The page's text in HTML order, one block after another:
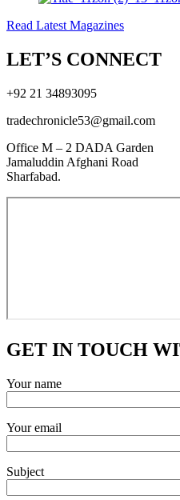
Read Latest Magazines
LET’S CONNECT
+92 21 34893095
tradechronicle53@gmail.com
Office M – 2 DADA Garden
Jamaluddin Afghani Road
Sharfabad.
GET IN TOUCH
Your name
Your email
Subject